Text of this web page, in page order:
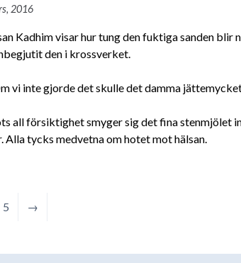
2016
Kadhim visar hur tung den fuktiga sanden blir
den i krossverket.
vi inte gjorde det skulle det damma jättemycket
all försiktighet smyger sig det fina stenmjölet
Alla tycks medvetna om hotet mot hälsan.
5 →